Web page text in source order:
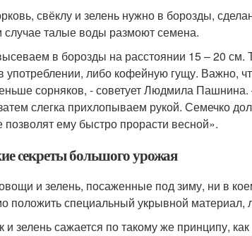
свёклу и зелень нужно в борозды,
случае талые воды размоют семена.
в борозды на расстоянии 15 – 20 см.
употреблении, либо кофейную гущу. Важно,
сорняков, - советует Людмила
слегка прихлопываем рукой. Семечко
позволят ему быстро прорасти весной».
секреты большого урожая
и зелень, посаженные под зиму, ни в
положить специальный укрывной материал,
и зелень сажается по такому же принципу,